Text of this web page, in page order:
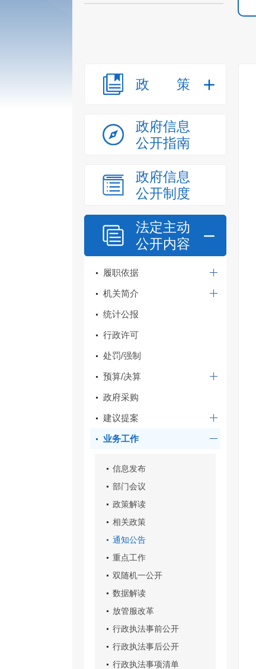
政策
政府信息
公开指南
政府信息
公开制度
法定主动
公开内容
履职依据
机关简介
统计公报
行政许可
处罚/强制
预算/决算
政府采购
建议提案
业务工作
信息发布
部门会议
政策解读
相关政策
通知公告
重点工作
双随机一公开
数据解读
放管服改革
行政执法事前公开
行政执法事后公开
行政执法事项清单